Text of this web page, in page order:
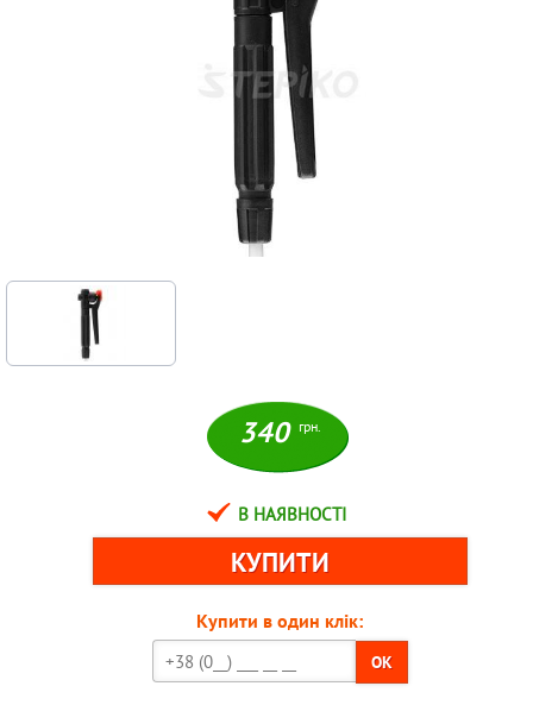
340 грн.
В НАЯВНОСТІ
Купити в один клік:
OK